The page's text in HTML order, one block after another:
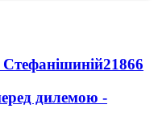
Стефанішиній21866
дилемою -